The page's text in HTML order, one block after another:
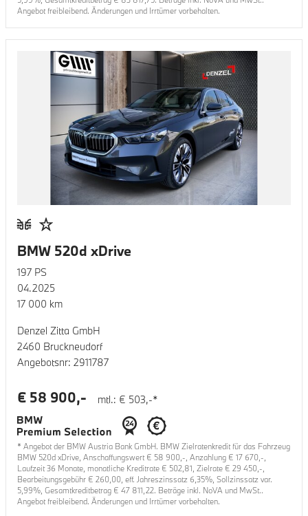
Angebot freibleibend. Änderungen und Irrtümer vorbehalten.
BMW 520d xDrive
197 PS
04.2025
17 000 km
Denzel Zitta GmbH
2460 Bruckneudorf
Angebotsnr: 2911787
mtl.: € 503,-*
€ 58 900,-
* Angebot der BMW Austria Bank GmbH. BMW Zielratenkredit für das Fahrzeug
BMW 520d xDrive, Anschaffungswert € 58 900,-, Anzahlung € 17 670,-,
Laufzeit36 Monate, monatliche Kreditrate € 502,81, Zielrate € 29 450,-,
Bearbeitungsgebühr € 260,00, eff. Jahreszinssatz 6,35%, Sollzinssatz var.
5,99%, Gesamtkreditbetrag € 47 811,22. Beträge inkl. NoVA und MwSt..
Angebot freibleibend. Änderungen und Irrtümer vorbehalten.